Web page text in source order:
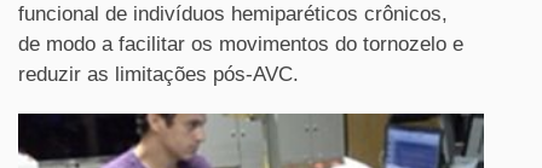
funcional de indivíduos hemiparéticos crônicos,
de modo a facilitar os movimentos do tornozelo e
reduzir as limitações pós-AVC.